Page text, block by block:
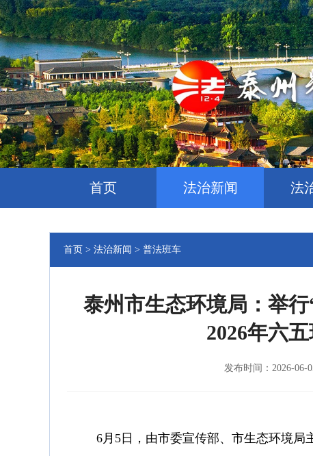
首页 法治新闻 法
首页 > 法治新闻 > 普法班车
泰州市生态环境局：举
2026年六
发布时间：2026-
6月 5 日， 由市委宣传部、市生态环境局